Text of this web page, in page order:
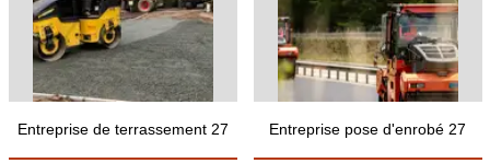
Entreprise de terrassement 27 Entreprise pose d'enrobé 27